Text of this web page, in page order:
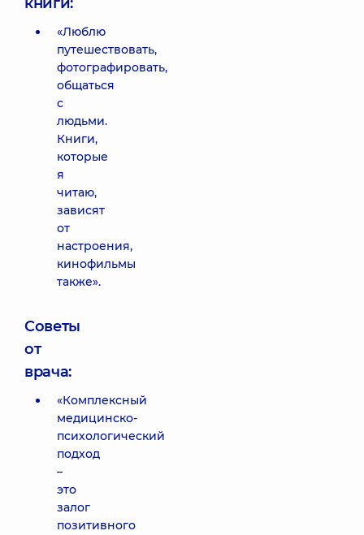
«Люблю
путешествовать,
фотографировать,
общаться
с
людьми.
Книги,
которые
я
читаю,
зависят
от
настроения,
кинофильмы
также».
Советы
от
врача:
«Комплексный
медицинско-
психологический
подход
–
это
залог
позитивного